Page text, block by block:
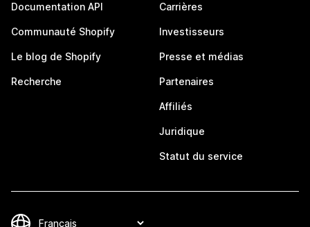
Documentation API
Communauté Shopify
Le blog de Shopify
Recherche
Carrières
Investisseurs
Presse et médias
Partenaires
Affiliés
Juridique
Statut du service